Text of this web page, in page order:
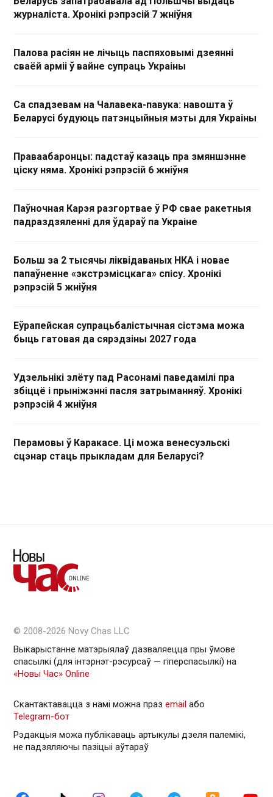
журналіста. Хронікі рэпрэсій 7 жніўня
Палова расіян не лічыць паспяховымі дзеянні
сваёй арміі ў вайне супраць Украіны
Са спадзевам на Чалавека-павука: навошта ў
Беларусі будуюць патэнцыйныя мэты для Украіны
Праваабаронцы: падстаў казаць пра змяншэнне
ціску няма. Хронікі рэпрэсій 6 жніўня
Паўночная Карэя разгортвае ў РФ свае ракетныя
падраздзяленні для ўдараў па Украіне
Больш за 2 тысячы ліквідаваных НКА і новае
папаўненне «экстрэмісцкага» спісу. Хронікі
рэпрэсій 5 жніўня
Еўрапейская супрацьбалістычная сістэма можа
быць гатовая да сярэдзіны 2027 года
Удзельнікі злёту пад Расонамі паведамілі пра
збіццё і прыніжэнні пасля затрыманняў. Хронікі
рэпрэсій 4 жніўня
Перамовы ў Каракасе. Ці можа венесуэльскі
сцэнар стаць прыкладам для Беларусі?
© 2008-2026 Novy Chas LLC
Выкарыстанне матэрыялаў дазваляецца пры ўмове
спасылкі (для інтэрнэт-рэсурсаў — гiперспасылкi) на
«Новы Час» Online
Скантактавацца з намі можна праз email або
Telegram-бот
Рэдакцыя можа публікаваць артыкулы дзеля палемікі,
не падзяляючы пазіцыі аўтараў